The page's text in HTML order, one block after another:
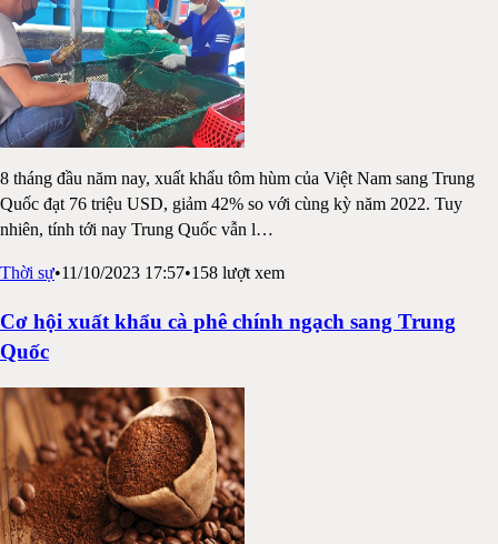
8 tháng đầu năm nay, xuất khẩu tôm hùm của Việt Nam sang Trung
Quốc đạt 76 triệu USD, giảm 42% so với cùng kỳ năm 2022. Tuy
nhiên, tính tới nay Trung Quốc vẫn l…
Thời sự•11/10/2023 17:57•158 lượt xem
Cơ hội xuất khẩu cà phê chính ngạch sang Trung
Quốc